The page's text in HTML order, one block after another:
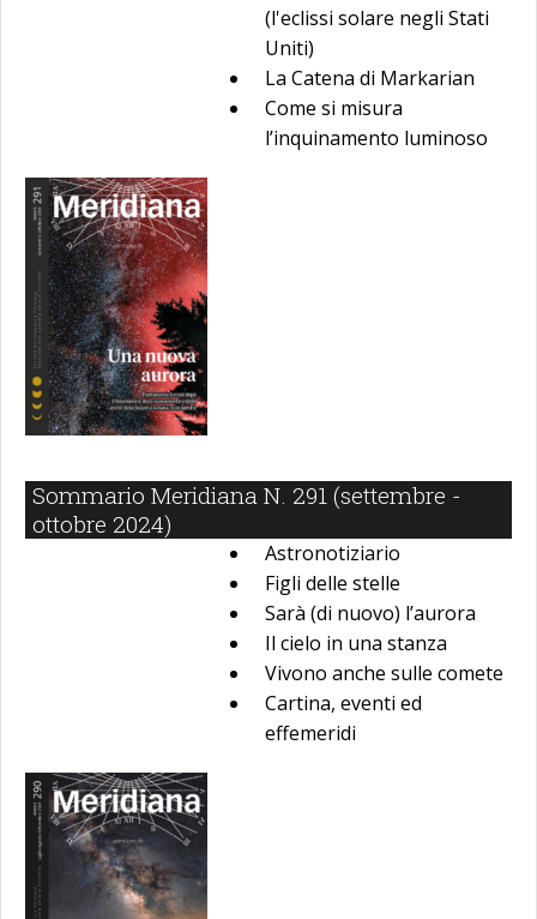
(l'eclissi solare negli Stati
Uniti)
La Catena di Markarian
Come si misura
l’inquinamento luminoso
Sommario Meridiana N. 291 (settembre -
ottobre 2024)
Astronotiziario
Figli delle stelle
Sarà (di nuovo) l’aurora
Il cielo in una stanza
Vivono anche sulle comete
Cartina, eventi ed
effemeridi